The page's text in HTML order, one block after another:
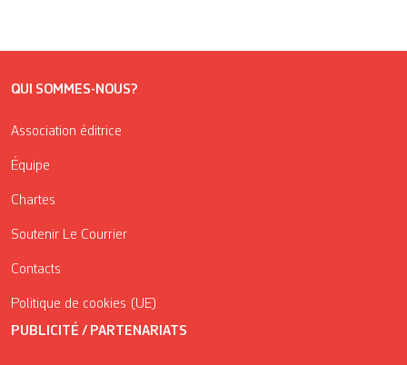
QUI SOMMES-NOUS?
Association éditrice
Équipe
Chartes
Soutenir Le Courrier
Contacts
Politique de cookies (UE)
PUBLICITÉ / PARTENARIATS